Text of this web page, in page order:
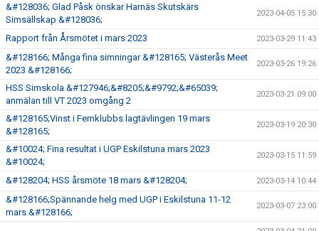
&#128036; Glad Påsk önskar Harnäs Skutskärs
Simsällskap &#128036;
2023-04-05 15:30
Rapport från Årsmötet i mars 2023 2023-03-29 11:43
&#128166; Många fina simningar &#128165; Västerås Meet
2023 &#128166;
2023-03-26 19:26
HSS Simskola &#127946;&#8205;&#9792;&#65039;
anmälan till VT 2023 omgång 2
2023-03-21 09:00
&#128165;Vinst i Femklubbs lagtävlingen 19 mars
&#128165;
2023-03-19 20:30
&#10024; Fina resultat i UGP Eskilstuna mars 2023
&#10024;
2023-03-15 11:59
&#128204; HSS årsmöte 18 mars &#128204; 2023-03-14 10:44
&#128166;Spännande helg med UGP i Eskilstuna 11-12
mars &#128166;
2023-03-07 23:00